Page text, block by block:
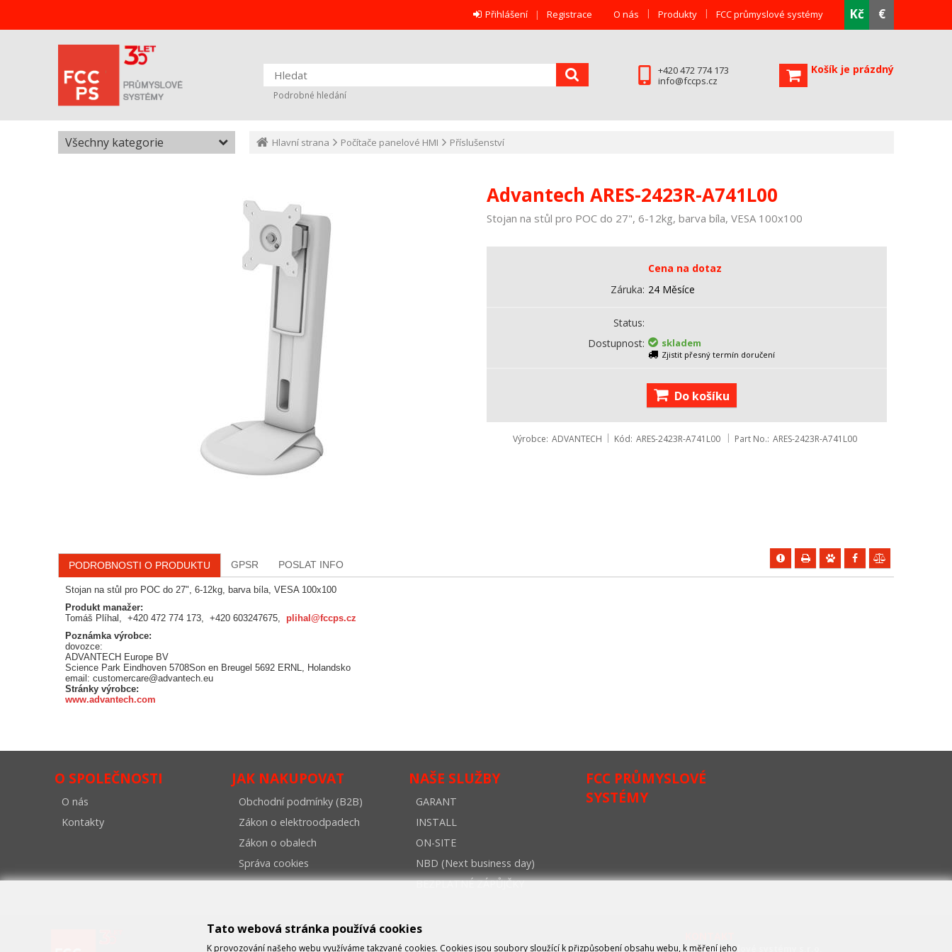
Kč €
O nás Produkty FCC průmyslové systémy
Přihlášení Registrace
Košík je prázdný
+420 472 774 173
info@fccps.cz
Podrobné hledání
Všechny kategorie Hlavní strana Počítače panelové HMI Příslušenství
Advantech ARES-2423R-A741L00
Stojan na stůl pro POC do 27", 6-12kg, barva bíla, VESA 100x100
Cena na dotaz
Záruka 24 Měsíce
Status
Dostupnost
skladem
Zjistit přesný termín doručení
Do košíku
Výrobce ADVANTECH Kód ARES-2423R-A741L00 Part No. ARES-2423R-A741L00
PODROBNOSTI O PRODUKTU GPSR POSLAT INFO
Stojan na stůl pro POC do 27", 6-12kg, barva bíla, VESA 100x100
Produkt manažer:
Tomáš Plíhal, +420 472 774 173, +420 603247675, plihal@fccps.cz
Poznámka výrobce:
dovozce:
ADVANTECH Europe BV
Science Park Eindhoven 5708Son en Breugel 5692 ERNL, Holandsko
email: customercare@advantech.eu
Stránky výrobce:
www.advantech.com
O SPOLEČNOSTI
O nás
Kontakty
JAK NAKUPOVAT
Obchodní podmínky (B2B)
Zákon o elektroodpadech
Zákon o obalech
Správa cookies
NAŠE SLUŽBY
GARANT
INSTALL
ON-SITE
NBD (Next business day)
BEZPLATNÉ ZÁPŮJČKY
FCC PRŮMYSLOVÉ
SYSTÉMY
FCC průmyslové systémy s.r.o.
Tato webová stránka používá cookies
K provozování našeho webu využíváme takzvané cookies. Cookies jsou soubory sloužící k přizpůsobení obsahu webu, k měření jeho